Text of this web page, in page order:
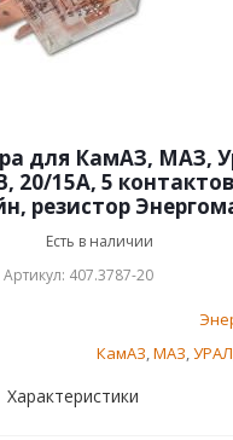
для КамАЗ, МАЗ,
20/15А, 5
резистор
Есть в наличии
Артикул: 407.3787-20
КамАЗ,МАЗ,УРАЛ
Характеристики